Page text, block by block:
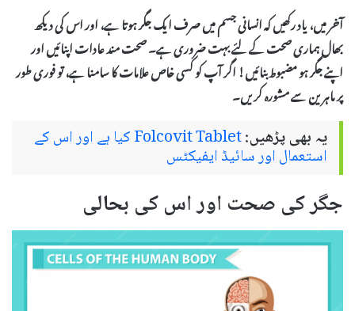
آخر میں، یاد رکھیں کہ انسانی جسم میں صرفایک جگرہوتا ہے، اور اس کی دیکھ
بھال ہماری صحت کے لئے بہت ضروری ہے۔ صحت مند عادات اپنائیں اور
اپنے جگر ہو مضبوط بنائیں! اگر آپ کو کسی خاص علامات کا سامنا ہے، تو فوری طور
پر ماہرین سے مشورہ کریں۔
یہ بھی پڑھیں: Folcovit Tablet کیا ہے اور اس کے
استعمال اور سائیڈ ایفیکٹس
جگر کی صحت اور اس کی بحالی